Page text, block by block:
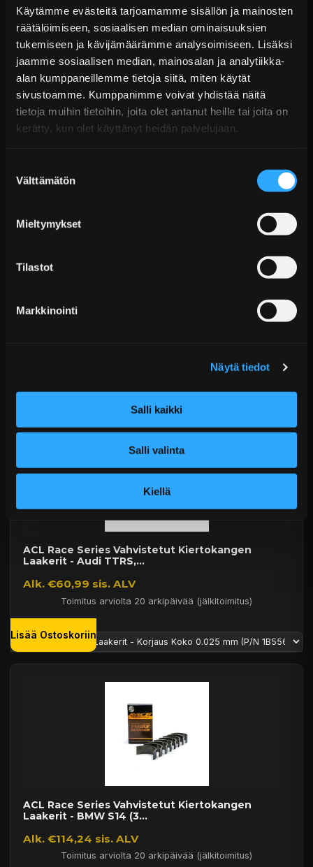
Käytämme evästeitä tarjoamamme sisällön ja mainosten
räätälöimiseen, sosiaalisen median ominaisuuksien
tukemiseen ja kävijämäärämme analysoimiseen. Lisäksi
jaamme sosiaalisen median, mainosalan ja analytiikka-
alan kumppaneillemme tietoja siitä, miten käytät
sivustoamme. Kumppanimme voivat yhdistää näitä
tietoja muihin tietoihin, joita olet antanut heille tai joita on
kerätty, kun olet käyttänyt heidän palvelujaan.
valinta
Välttämätön
Mieltymykset
Tilastot
Markkinointi
Näytä tiedot
Salli kaikki
Salli valinta
Kiellä
ACL Race Series Vahvistetut Kiertokangen
Laakerit - Chrysler &...
Alk. €58,99 sis. ALV
Toimitus arviolta 20 arkipäivää (jälkitoimitus)
Lisää Ostoskoriin
Laakerit - BMW V10 ...
ACL Race Series Vahvistetut Kiertokangen
Laakerit - Audi TTRS,...
Alk. €60,99 sis. ALV
Toimitus arviolta 20 arkipäivää (jälkitoimitus)
Lisää Ostoskoriin
ACL Race Series Vahvistetut Kiertokangen
Laakerit - BMW S14 (3...
Alk. €114,24 sis. ALV
Toimitus arviolta 20 arkipäivää (jälkitoimitus)